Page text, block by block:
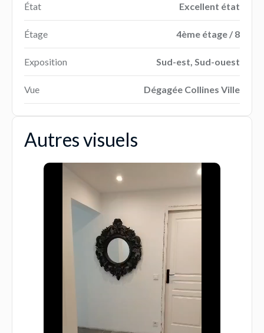
État Excellent état
Étage 4ème étage / 8
Exposition Sud-est, Sud-ouest
Vue Dégagée Collines Ville
Autres visuels